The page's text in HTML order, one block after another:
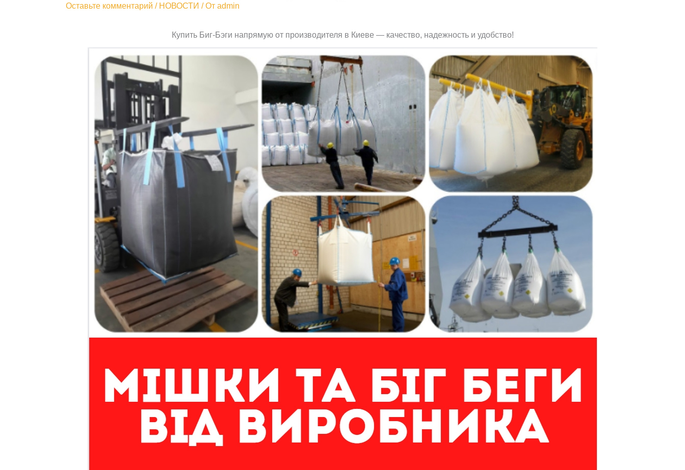
Оставьте комментарий / НОВОСТИ / От admin
Купить Биг-Бэги напрямую от производителя в Киеве — качество, надежность и удобство!